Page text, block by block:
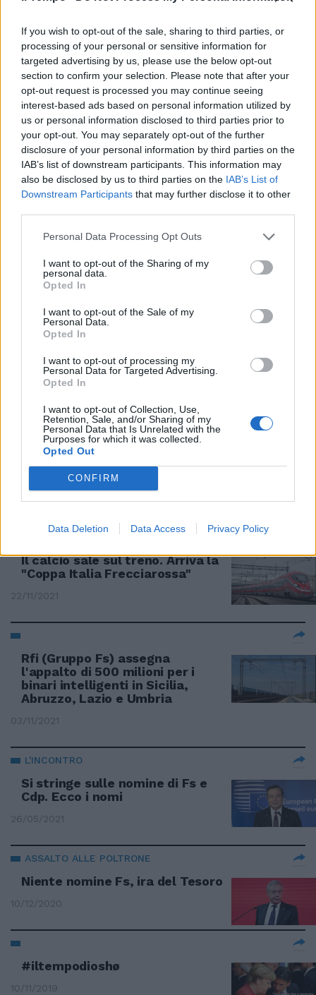
If you wish to opt-out of the sale, sharing to third parties, or
processing of your personal or sensitive information for
targeted advertising by us, please use the below opt-out
section to confirm your selection. Please note that after your
opt-out request is processed you may continue seeing
interest-based ads based on personal information utilized by
us or personal information disclosed to third parties prior to
your opt-out. You may separately opt-out of the further
disclosure of your personal information by third parties on the
IAB’s list of downstream participants. This information may
also be disclosed by us to third parties on the IAB’s List of
Downstream Participants that may further disclose it to other
Personal Data Processing Opt Outs
I want to opt-out of the Sharing of my
personal data.
Opted In
I want to opt-out of the Sale of my
Personal Data.
Opted In
I want to opt-out of processing my
Personal Data for Targeted Advertising.
Opted In
I want to opt-out of Collection, Use,
Retention, Sale, and/or Sharing of my
Personal Data that Is Unrelated with the
Purposes for which it was collected.
Opted Out
CONFIRM
Data Deletion Data Access Privacy Policy
Fiumefreddo
23/03/2023
STRUMENTI FINANZIARI
Linea Palermo-Catania, in arrivo
3,4 miliardi di euro a FS per
completarla
14/03/2023
INVESTIMENTI PER L'ITALIA
Stato 2,6 miliardi di euro ai
20/04/2022
MINACCIA
Attacco hacker alla rete
riscatto: è allarme
23/03/2022
Le Fs contro la violenza verso le
arancione
Il calcio sale sul treno. Arriva la
"Coppa Italia Frecciarossa"
22/11/2021
Rfi (Gruppo Fs) assegna
l'appalto di 500 milioni per i
binari intelligenti in Sicilia,
Abruzzo, Lazio e Umbria
03/11/2021
L'INCONTRO
Si stringe sulle nomine di Fs e
Cdp. Ecco i nomi
26/05/2021
ASSALTO ALLE POLTRONE
Niente nomine Fs, ira del Tesoro
10/12/2020
#iltempodioshø
10/11/2019